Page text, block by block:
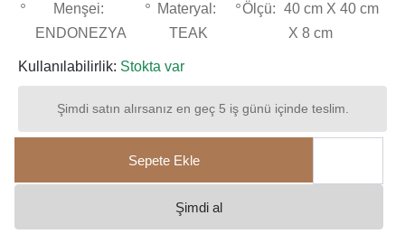
Menşei:
ENDONEZYA
Materyal:
TEAK
Ölçü: 40 cm X 40 cm
X 8 cm
Kullanılabilirlik: Stokta var
Şimdi satın alırsanız en geç 5 iş günü içinde teslim.
Sepete Ekle
Şimdi al